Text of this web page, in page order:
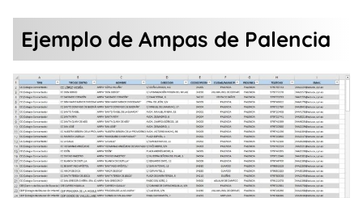
Ejemplo de Ampas de Palencia